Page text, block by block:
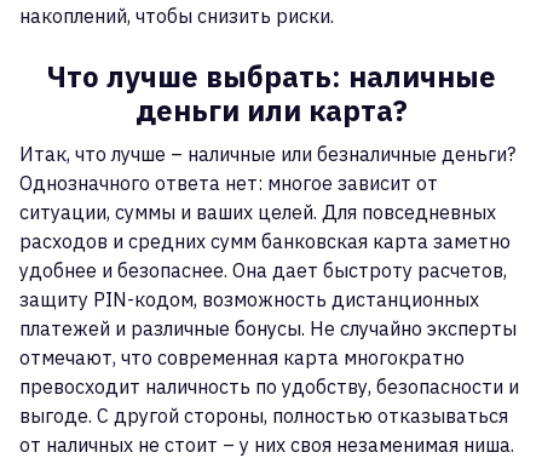
накоплений, чтобы снизить риски.
Что лучше выбрать: наличные
деньги или карта?
Итак, что лучше – наличные или безналичные деньги?
Однозначного ответа нет: многое зависит от
ситуации, суммы и ваших целей. Для повседневных
расходов и средних сумм банковская карта заметно
удобнее и безопаснее. Она дает быстроту расчетов,
защиту PIN-кодом, возможность дистанционных
платежей и различные бонусы. Не случайно эксперты
отмечают, что современная карта многократно
превосходит наличность по удобству, безопасности и
выгоде. С другой стороны, полностью отказываться
от наличных не стоит – у них своя незаменимая ниша.